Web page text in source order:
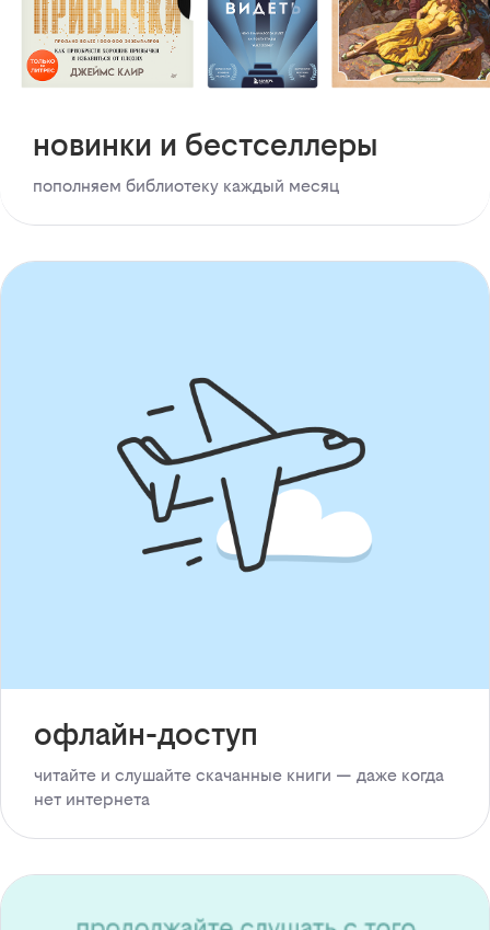
новинки и бестселлеры
пополняем библиотеку каждый месяц
офлайн-доступ
читайте и слушайте скачанные книги — даже когда
нет интернета